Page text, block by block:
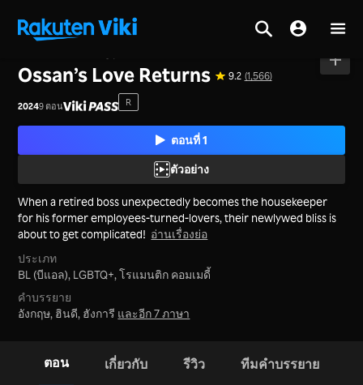
Ossan’s Love Returns 9.2 (1,566)
20249 ตอน R
ตอนที่ 1
ตัวอย่าง
When a retired boss unexpectedly becomes the housekeeper
for his former employees-turned-lovers, their newlywed bliss is
about to get complicated! อ่านเรื่องย่อ
ประเภท
BL (บีแอล), LGBTQ+,โรแมนติก คอมเมดี้
คำบรรยาย
อังกฤษ, ฮินดี, ฮังการี และอีก 7 ภาษา
ตอน เกี่ยวกับ รีวิว ทีมคำบรรยาย